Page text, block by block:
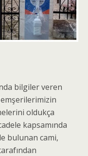
bilgiler veren
oldukça
kapsamında
bulunan cami,